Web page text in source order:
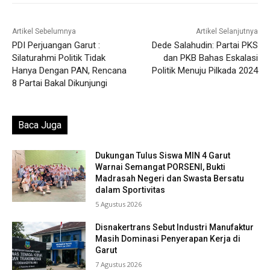
Artikel Sebelumnya
PDI Perjuangan Garut :
Silaturahmi Politik Tidak
Hanya Dengan PAN, Rencana
8 Partai Bakal Dikunjungi
Artikel Selanjutnya
Dede Salahudin: Partai PKS
dan PKB Bahas Eskalasi
Politik Menuju Pilkada 2024
Baca Juga
Dukungan Tulus Siswa MIN 4 Garut
Warnai Semangat PORSENI, Bukti
Madrasah Negeri dan Swasta Bersatu
dalam Sportivitas
5 Agustus 2026
Disnakertrans Sebut Industri Manufaktur
Masih Dominasi Penyerapan Kerja di
Garut
7 Agustus 2026